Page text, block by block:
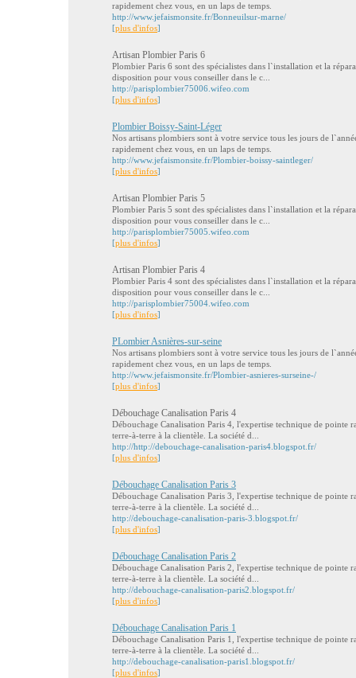
rapidement chez vous, en un laps de temps.
http://www.jefaismonsite.fr/Bonneuilsur-marne/
[plus d'infos]
Artisan Plombier Paris 6
Plombier Paris 6 sont des spécialistes dans l`installation et la
disposition pour vous conseiller dans le c...
http://parisplombier75006.wifeo.com
[plus d'infos]
Plombier Boissy-Saint-Léger
Nos artisans plombiers sont à votre service tous les jours de
rapidement chez vous, en un laps de temps.
http://www.jefaismonsite.fr/Plombier-boissy-saintleger/
[plus d'infos]
Artisan Plombier Paris 5
Plombier Paris 5 sont des spécialistes dans l`installation et la
disposition pour vous conseiller dans le c...
http://parisplombier75005.wifeo.com
[plus d'infos]
Artisan Plombier Paris 4
Plombier Paris 4 sont des spécialistes dans l`installation et la
disposition pour vous conseiller dans le c...
http://parisplombier75004.wifeo.com
[plus d'infos]
PLombier Asnières-sur-seine
Nos artisans plombiers sont à votre service tous les jours de
rapidement chez vous, en un laps de temps.
http://www.jefaismonsite.fr/Plombier-asnieres-surseine-/
[plus d'infos]
Débouchage Canalisation Paris 4
Débouchage Canalisation Paris 4, l'expertise technique de pointe
terre-à-terre à la clientèle. La société d...
http://http://debouchage-canalisation-paris4.blogspot.fr/
[plus d'infos]
Débouchage Canalisation Paris 3
Débouchage Canalisation Paris 3, l'expertise technique de pointe
terre-à-terre à la clientèle. La société d...
http://debouchage-canalisation-paris-3.blogspot.fr/
[plus d'infos]
Débouchage Canalisation Paris 2
Débouchage Canalisation Paris 2, l'expertise technique de pointe
terre-à-terre à la clientèle. La société d...
http://debouchage-canalisation-paris2.blogspot.fr/
[plus d'infos]
Débouchage Canalisation Paris 1
Débouchage Canalisation Paris 1, l'expertise technique de pointe
terre-à-terre à la clientèle. La société d...
http://debouchage-canalisation-paris1.blogspot.fr/
[plus d'infos]